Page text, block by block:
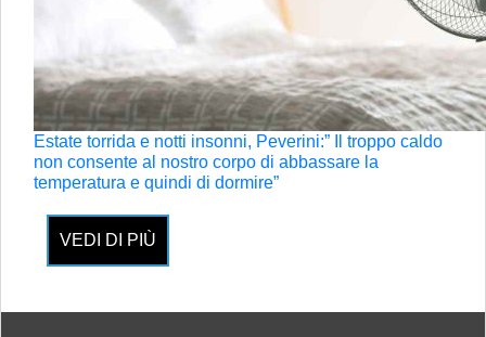
Estate torrida e notti insonni, Peverini:” Il troppo caldo
non consente al nostro corpo di abbassare la
temperatura e quindi di dormire”
VEDI DI PIÙ